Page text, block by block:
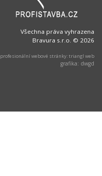
Všechna práva vyhrazena
Bravura s.r.o. © 2026
profesionální webové stránky: triangl web
grafika: dwgd